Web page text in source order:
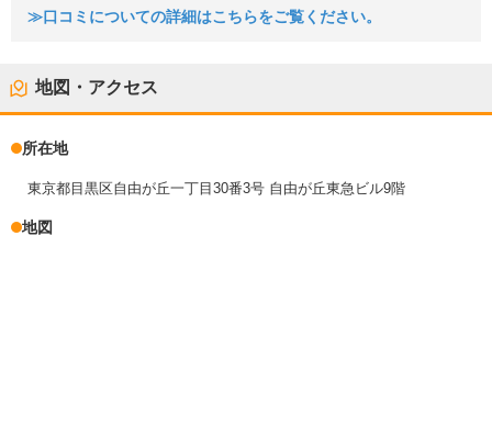
≫口コミについての詳細はこちらをご覧ください。
地図・アクセス
所在地
東京都目黒区自由が丘一丁目30番3号 自由が丘東急ビル9階
地図